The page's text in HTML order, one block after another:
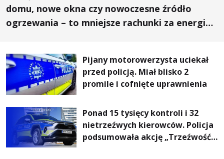
domu, nowe okna czy nowoczesne źródło
ogrzewania – to mniejsze rachunki za energię,
Pijany motorowerzysta uciekał
przed policją. Miał blisko 2
promile i cofnięte uprawnienia
Ponad 15 tysięcy kontroli i 32
nietrzeźwych kierowców. Policja
podsumowała akcję „Trzeźwość”